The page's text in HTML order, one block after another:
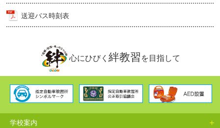
送迎バス時刻表
心にひびく 絆教習 を目指して
学校案内